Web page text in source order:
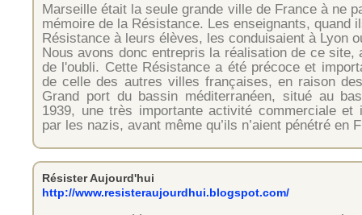
Marseille était la seule grande ville de France à ne
mémoire de la Résistance. Les enseignants, quand
Résistance à leurs élèves, les conduisaient à Lyon
Nous avons donc entrepris la réalisation de ce
de l'oubli. Cette Résistance a été précoce et
de celle des autres villes françaises, en raison
Grand port du bassin méditerranéen, situé au
1939, une très importante activité commerciale
par les nazis, avant même qu’ils n’aient pénétré en
Résister Aujourd'hui
http://www.resisteraujourdhui.blogspot.com/